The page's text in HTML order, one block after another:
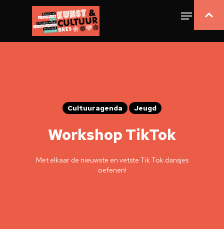
Cultuuragenda Jeugd
Workshop TikTok
Met elkaar de nieuwste en vetste Tik Tok dansjes
oefenen!